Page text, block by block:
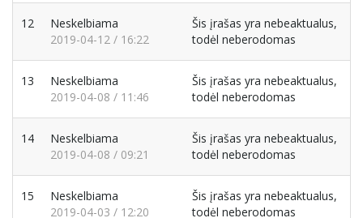
12
Neskelbiama
2019-04-12 / 16:22
Šis įrašas yra nebeaktualus,
todėl neberodomas
13
Neskelbiama
2019-04-08 / 11:46
Šis įrašas yra nebeaktualus,
todėl neberodomas
14
Neskelbiama
2019-04-08 / 09:21
Šis įrašas yra nebeaktualus,
todėl neberodomas
15
Neskelbiama
2019-04-03 / 12:20
Šis įrašas yra nebeaktualus,
todėl neberodomas